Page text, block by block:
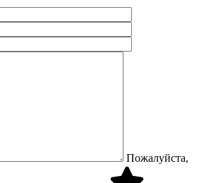
Пожалуйста,